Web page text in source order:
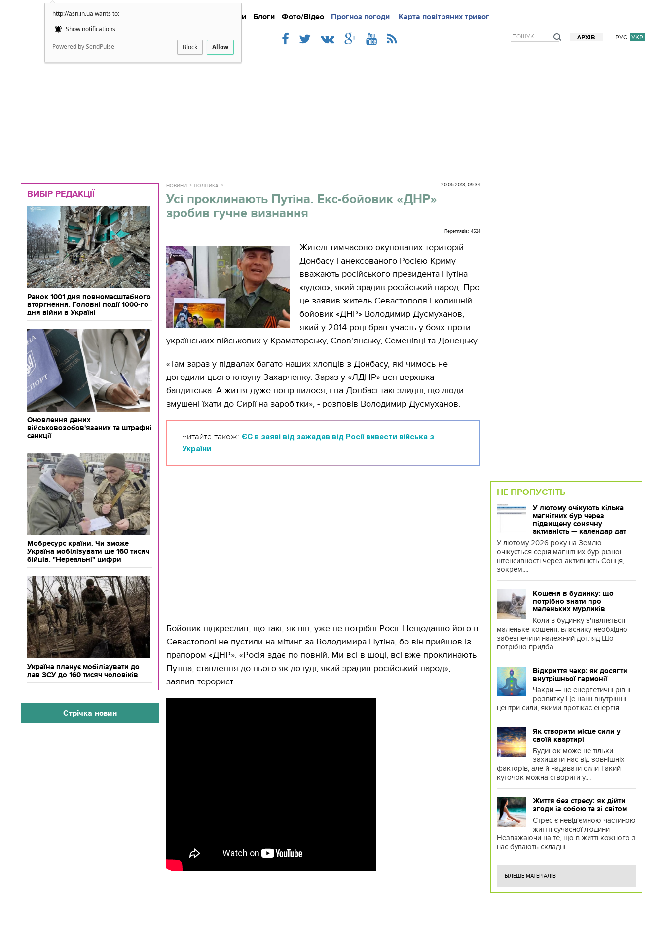
http://asn.in.ua wants to:
Show notifications
Powered by SendPulse Block Allow
Новини Блоги Фото/Відео Прогноз погоди Карта повітряних тривог
РУС УКР
АРХІВ
Докладно Новини Iнтерв`ю Блоги
ВИБІР РЕДАКЦІЇ
Ранок 1001 дня повномасштабного
вторгнення. Головні події 1000-го
дня війни в Україні
Оновлення даних
військовозобов'язаних та штрафні
санкції
Мобресурс країни. Чи зможе
Україна мобілізувати ще 160 тисяч
бійців. "Нереальні" цифри
Україна планує мобілізувати до
лав ЗСУ до 160 тисяч чоловіків
Стрічка новин
НОВИНИ ПОЛІТИКА 20.05.2018, 09:34
Усі проклинають Путіна. Екс-бойовик «ДНР»
зробив гучне визнання
Переглядів: 4524
Жителі тимчасово окупованих територій
Донбасу і анексованого Росією Криму
вважають російського президента Путіна
«іудою», який зрадив російський народ. Про
це заявив житель Севастополя і колишній
бойовик «ДНР» Володимир Дусмуханов,
який у 2014 році брав участь у боях проти
українських військових у Краматорську, Слов'янську, Семенівці та Донецьку.
«Там зараз у підвалах багато наших хлопців з Донбасу, які чимось не
догодили цього клоуну Захарченку. Зараз у «ЛДНР» вся верхівка
бандитська. А життя дуже погіршилося, і на Донбасі такі злидні, що люди
змушені їхати до Сирії на заробітки», - розповів Володимир Дусмуханов.
Читайте також: ЄС в заяві від зажадав від Росії вивести війська з
України
Бойовик підкреслив, що такі, як він, уже не потрібні Росії. Нещодавно його в
Севастополі не пустили на мітинг за Володимира Путіна, бо він прийшов із
прапором «ДНР». «Росія здає по повній. Ми всі в шоці, всі вже проклинають
Путіна, ставлення до нього як до іуді, який зрадив російський народ», -
заявив терорист.
НЕ ПРОПУСТІТЬ
У лютому очікують кілька
магнітних бур через
підвищену сонячну
активність — календар дат
У лютому 2026 року на Землю
очікується серія магнітних бур різної
інтенсивності через активність Сонця,
зокрем....
Кошеня в будинку: що
потрібно знати про
маленьких мурликів
Коли в будинку з'являється
маленьке кошеня, власнику необхідно
забезпечити належний догляд Що
потрібно придба....
Відкриття чакр: як досягти
внутрішньої гармонії
Чакри — це енергетичні рівні
розвитку Це наші внутрішні
центри сили, якими протікає енергія
Як створити місце сили у
своїй квартирі
Будинок може не тільки
захищати нас від зовнішніх
факторів, але й надавати сили Такий
куточок можна створити у....
Життя без стресу: як дійти
згоди із собою та зі світом
Стрес є невід'ємною частиною
життя сучасної людини
Незважаючи на те, що в житті кожного з
нас бувають складні ....
БІЛЬШЕ МАТЕРІАЛІВ